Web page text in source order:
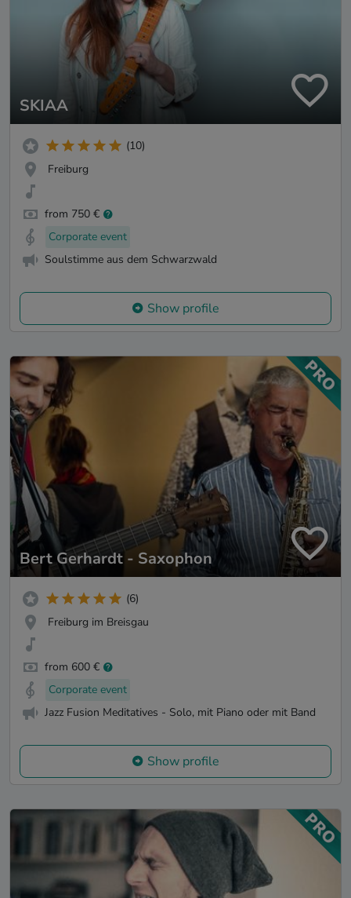
SKIAA
(10)
Freiburg
from 750 €
Corporate event
Soulstimme aus dem Schwarzwald
Show profile
Bert Gerhardt - Saxophon
(6)
Freiburg im Breisgau
from 600 €
Corporate event
Jazz Fusion Meditatives - Solo, mit Piano oder mit Band
Show profile